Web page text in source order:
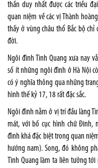
thần duy nhất được các triều
quan niệm về các vị Thành
thấy ở vùng châu thổ Bắc bộ
đời.
Ngôi đình Tình Quang xưa nay
số ít những ngôi đình ở Hà Nội
có ý nghĩa thông qua những
hình thế kỷ 17, 18 rất đặc sắc.
Ngôi đình nằm ở vị trí đầu làng
mát, với bố cục hình chữ Đinh,
đình khá đặc biệt trong quan
hướng nam). Song, đó không
Tình Quang làm ta liên tưởng